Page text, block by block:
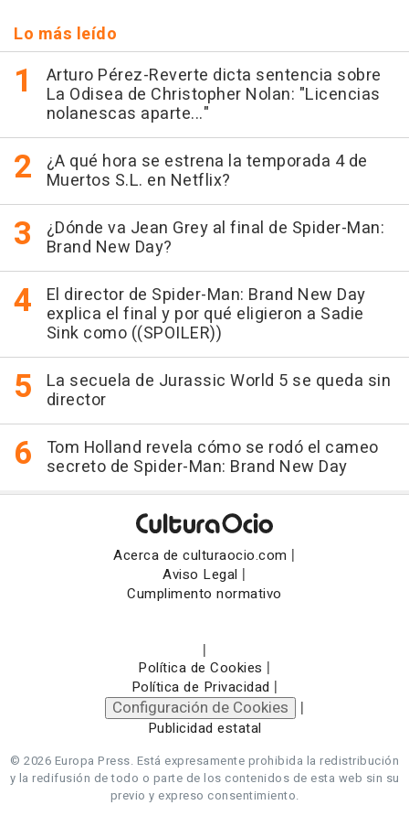
Lo más leído
Arturo Pérez-Reverte dicta sentencia sobre
La Odisea de Christopher Nolan: "Licencias
nolanescas aparte..."
¿A qué hora se estrena la temporada 4 de
Muertos S.L. en Netflix?
¿Dónde va Jean Grey al final de Spider-Man:
Brand New Day?
El director de Spider-Man: Brand New Day
explica el final y por qué eligieron a Sadie
Sink como ((SPOILER))
La secuela de Jurassic World 5 se queda sin
director
Tom Holland revela cómo se rodó el cameo
secreto de Spider-Man: Brand New Day
Acerca de culturaocio.com |
Aviso Legal |
Cumplimento normativo
|
Política de Cookies |
Política de Privacidad |
Configuración de Cookies |
Publicidad estatal
© 2026 Europa Press. Está expresamente prohibida la redistribución
y la redifusión de todo o parte de los contenidos de esta web sin su
previo y expreso consentimiento.